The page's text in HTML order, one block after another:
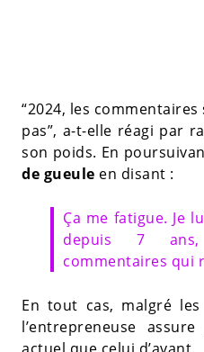
“2024, les
pas”, a-t-elle réagi par
son poids. En
de gueule en disant :
Ça me fatigue. Je
depuis 7
commentaires qui
En tout cas, malgré
l’entrepreneuse